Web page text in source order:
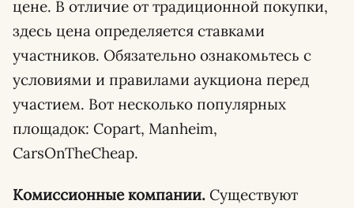
цене. В отличие от традиционной покупки,
здесь цена определяется ставками
участников. Обязательно ознакомьтесь с
условиями и правилами аукциона перед
участием. Вот несколько популярных
площадок: Copart, Manheim,
CarsOnTheCheap.
Комиссионные компании. Существуют